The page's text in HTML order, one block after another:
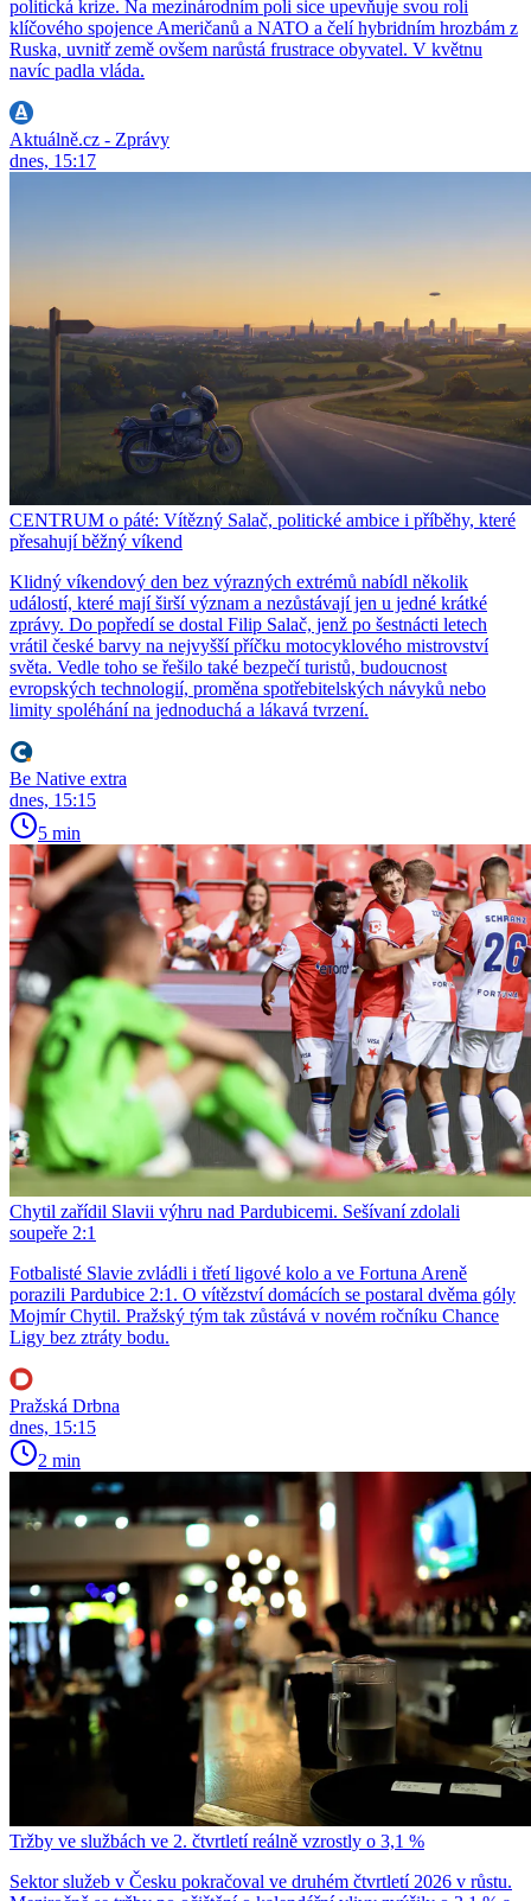
politická krize. Na mezinárodním poli sice upevňuje svou roli
klíčového spojence Američanů a NATO a čelí hybridním hrozbám z
Ruska, uvnitř země ovšem narůstá frustrace obyvatel. V květnu
navíc padla vláda.
Aktuálně.cz - Zprávy
dnes, 15:17
CENTRUM o páté: Vítězný Salač, politické ambice i příběhy, které
přesahují běžný víkend
Klidný víkendový den bez výrazných extrémů nabídl několik
událostí, které mají širší význam a nezůstávají jen u jedné krátké
zprávy. Do popředí se dostal Filip Salač, jenž po šestnácti letech
vrátil české barvy na nejvyšší příčku motocyklového mistrovství
světa. Vedle toho se řešilo také bezpečí turistů, budoucnost
evropských technologií, proměna spotřebitelských návyků nebo
limity spoléhání na jednoduchá a lákavá tvrzení.
Be Native extra
dnes, 15:15
5 min
Chytil zařídil Slavii výhru nad Pardubicemi. Sešívaní zdolali
soupeře 2:1
Fotbalisté Slavie zvládli i třetí ligové kolo a ve Fortuna Areně
porazili Pardubice 2:1. O vítězství domácích se postaral dvěma góly
Mojmír Chytil. Pražský tým tak zůstává v novém ročníku Chance
Ligy bez ztráty bodu.
Pražská Drbna
dnes, 15:15
2 min
Tržby ve službách ve 2. čtvrtletí reálně vzrostly o 3,1 %
Sektor služeb v Česku pokračoval ve druhém čtvrtletí 2026 v růstu.